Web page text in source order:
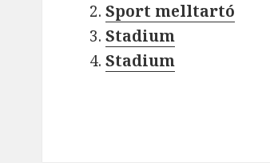
Sport melltartó
Stadium
Stadium